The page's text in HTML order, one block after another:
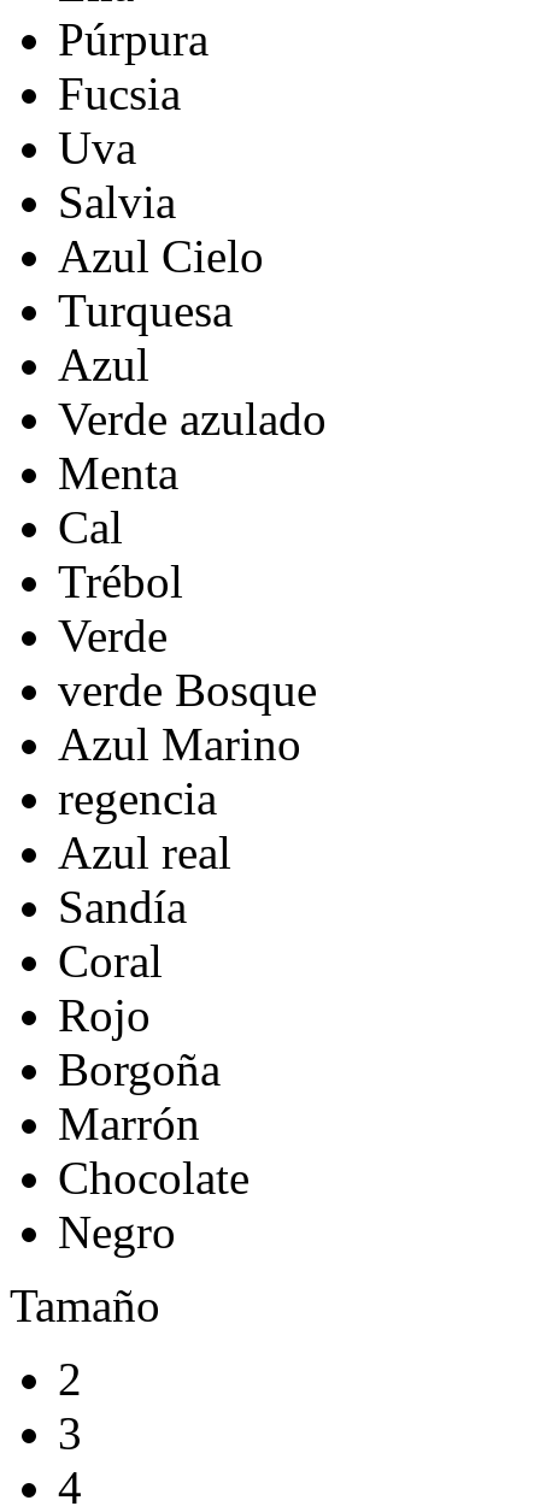
Púrpura
Fucsia
Uva
Salvia
Azul Cielo
Turquesa
Azul
Verde azulado
Menta
Cal
Trébol
Verde
verde Bosque
Azul Marino
regencia
Azul real
Sandía
Coral
Rojo
Borgoña
Marrón
Chocolate
Negro
Tamaño
2
3
4